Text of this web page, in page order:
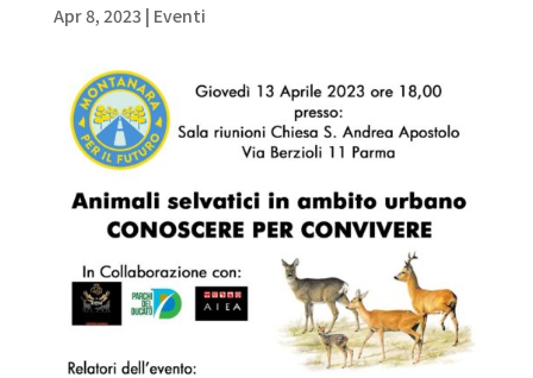
Apr 8, 2023| Eventi